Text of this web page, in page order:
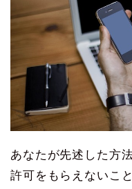
あなたが先述した方
許可をもらえないこ